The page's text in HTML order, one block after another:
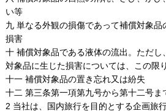
い等
九 単なる外観の損傷であって補償対象
損害
十 補償対象品である液体の流出。ただ
対象品に生じた損害については、この限
十一 補償対象品の置き忘れ又は紛失
十二 第三条第一項第九号から第十二号ま
2 当社は、国内旅行を目的とする企画旅